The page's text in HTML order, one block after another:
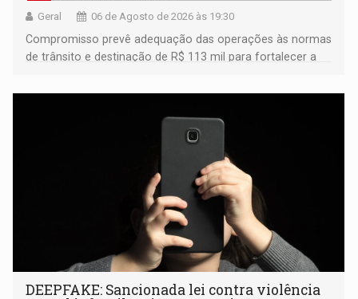
Geral 06 de Agosto de 2026 às 19:30
Compromisso prevê adequação das operações às normas
de trânsito e destinação de R$ 113 mil para fortalecer a
DEEPFAKE: Sancionada lei contra violência